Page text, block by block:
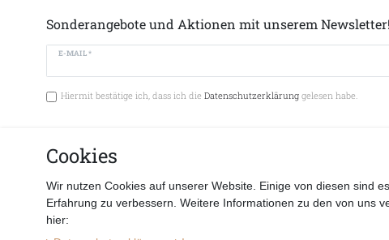
Sonderangebote und Aktionen mit unserem Newsletter!
E-MAIL *
Hiermit bestätige ich, dass ich die Datenschutzerklärunggelesen habe.
Vertrag
Cookies
Wir nutzen Cookies auf unserer Website. Einige von diesen sind
Erfahrung zu verbessern. Weitere Informationen zu den von uns
hier: